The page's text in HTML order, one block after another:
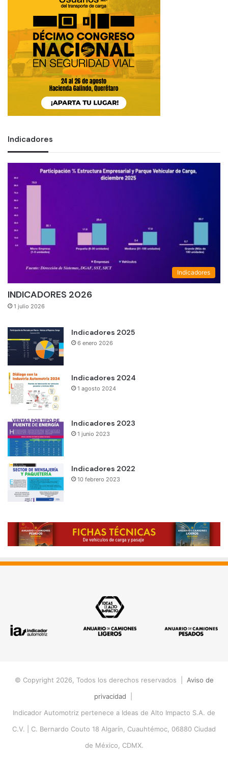
Indicadores
Indicadores
INDICADORES 2026
1 julio 2026
Indicadores 2025
6 enero 2026
Indicadores 2024
1 agosto 2024
Indicadores 2023
1 junio 2023
Indicadores 2022
10 febrero 2023
© Copyright 2026, Todos los derechos reservados | Aviso de
privacidad
Indicador Automotriz pertenece a Ideas de Alto Impacto S.A. de
C.V. | C. Bernardo Couto 18 Algarín, Cuauhtémoc, 06880 Ciudad
de México, CDMX.